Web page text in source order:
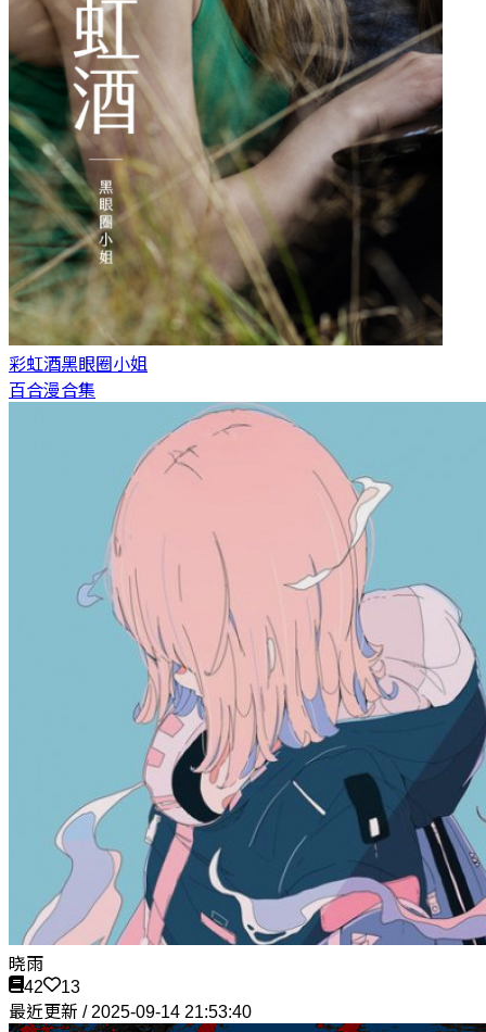
彩虹酒黑眼圈小姐
百合漫合集
晓雨
42
13
最近更新 / 2025-09-14 21:53:40